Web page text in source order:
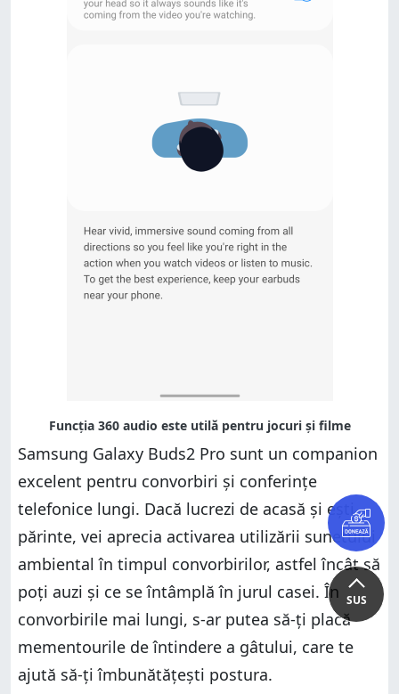
SUS
Samsung Galaxy Buds2 Pro sunt un companion
excelent pentru convorbiri și conferințe
telefonice lungi. Dacă lucrezi de acasă și ești
părinte, vei aprecia activarea utilizării sunetului
ambiental în timpul convorbirilor, astfel încât să
poți auzi și ce se întâmplă în jurul casei. În
convorbirile mai lungi, s-ar putea să-ți placă
mementourile de întindere a gâtului, care te
ajută să-ți îmbunătățești postura.